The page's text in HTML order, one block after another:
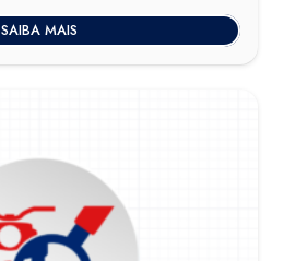
era:
R$450,00.
é:
R$410,00.
SAIBA MAIS